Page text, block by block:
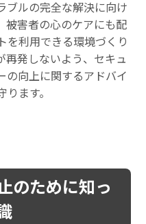
ブルの完全な解決に向け
被害者の心のケアにも配
を利用できる環境づくり
再発しないよう、セキュ
の向上に関するアドバイ
ます。
のために知っ